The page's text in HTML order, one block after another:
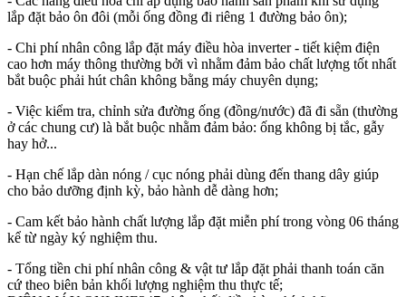
lắp đặt bảo ôn đôi (mỗi ống đồng đi riêng 1 đường bảo ôn);
- Chi phí nhân công lắp đặt máy điều hòa inverter - tiết kiệm điện
cao hơn máy thông thường bởi vì nhằm đảm bảo chất lượng tốt nhất
bắt buộc phải hút chân không bằng máy chuyên dụng;
- Việc kiểm tra, chỉnh sửa đường ống (đồng/nước) đã đi sẵn (thường
ở các chung cư) là bắt buộc nhằm đảm bảo: ống không bị tắc, gẫy
hay hở...
- Hạn chế lắp dàn nóng / cục nóng phải dùng đến thang dây giúp
cho bảo dưỡng định kỳ, bảo hành dễ dàng hơn;
- Cam kết bảo hành chất lượng lắp đặt miễn phí trong vòng 06 tháng
kể từ ngày ký nghiệm thu.
- Tổng tiền chi phí nhân công & vật tư lắp đặt phải thanh toán căn
cứ theo biên bản khối lượng nghiệm thu thực tế;